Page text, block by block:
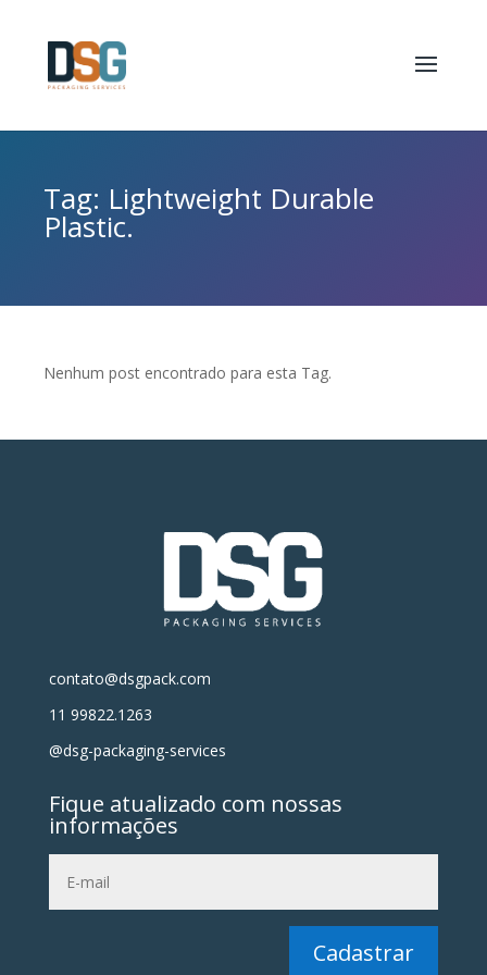
Tag: Lightweight Durable
Plastic.
Nenhum post encontrado para esta Tag.
contato@dsgpack.com
11 99822.1263
@dsg-packaging-services
Fique atualizado com nossas
informações
Cadastrar